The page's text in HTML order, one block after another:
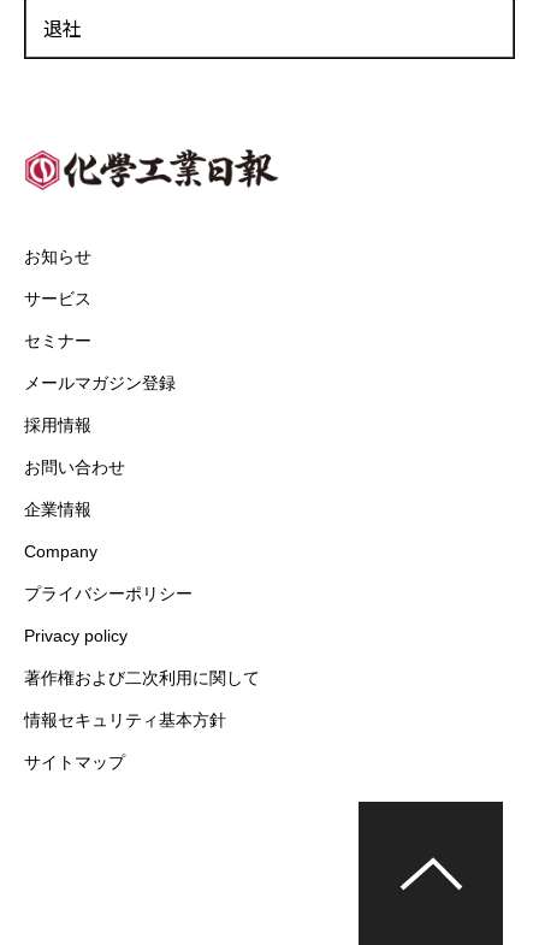
退社
お知らせ
サービス
セミナー
メールマガジン登録
採用情報
お問い合わせ
企業情報
Company
プライバシーポリシー
Privacy policy
著作権および二次利用に関して
情報セキュリティ基本方針
サイトマップ